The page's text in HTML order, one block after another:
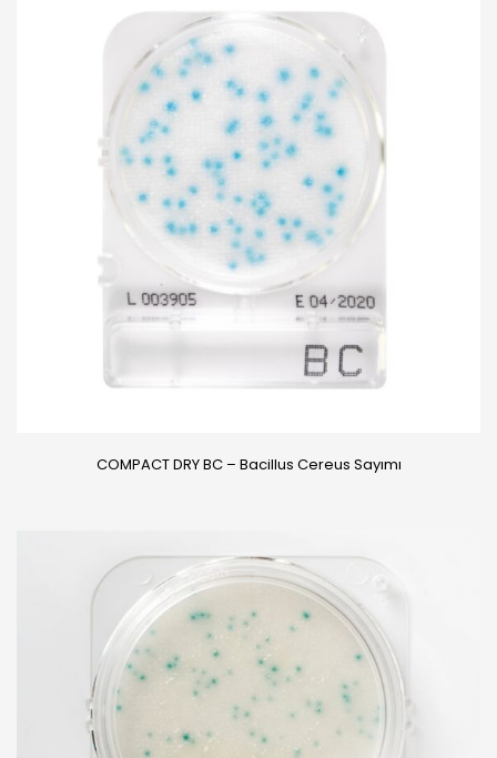
COMPACT DRY BC – Bacillus Cereus Sayımı